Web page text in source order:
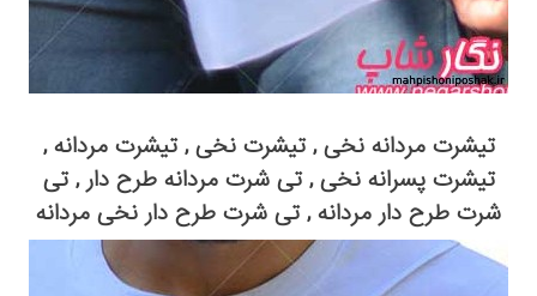
تیشرت مردانه نخی , تیشرت نخی , تیشرت مردانه ,
تیشرت پسرانه نخی , تی شرت مردانه طرح دار , تی
شرت طرح دار مردانه , تی شرت طرح دار نخی مردانه